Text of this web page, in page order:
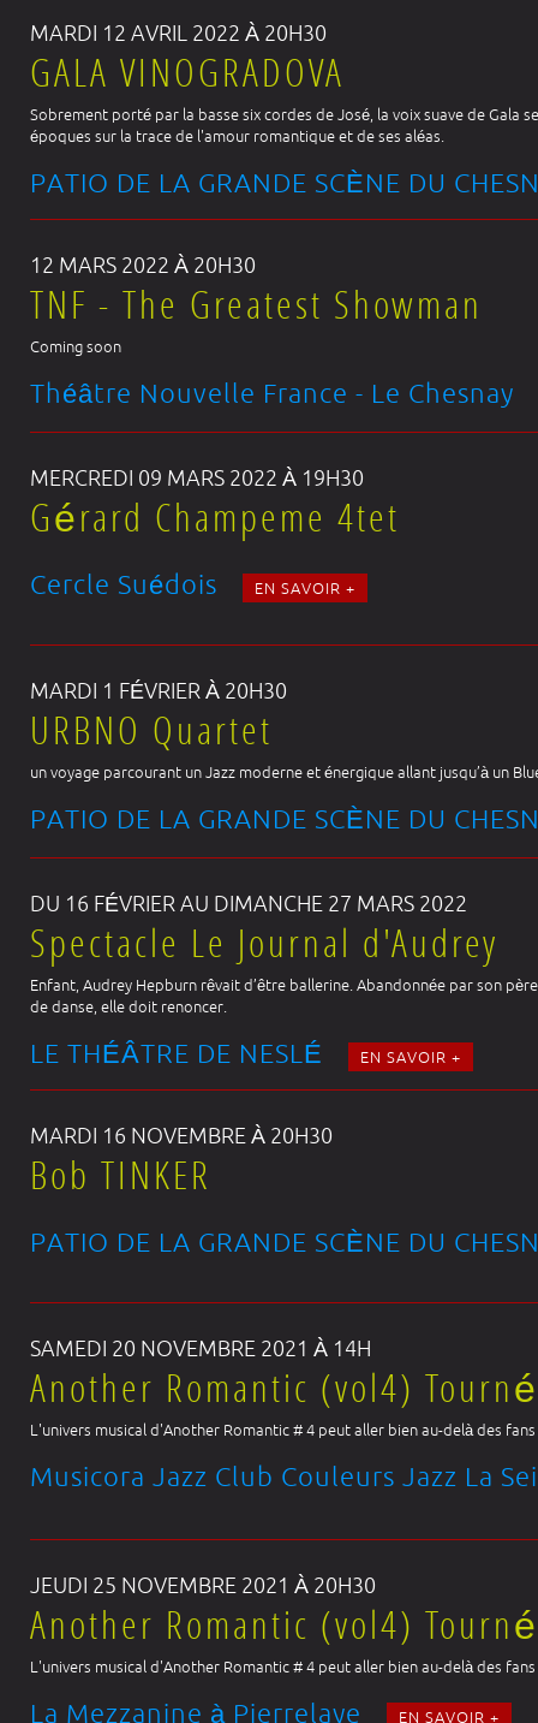
MARDI 12 AVRIL 2022 À 20H30
GALA VINOGRADOVA
Sobrement porté par la basse six cordes de José, la voix suave de Gala
époques sur la trace de l'amour romantique et de ses aléas.
PATIO DE LA GRANDE SCÈNE DU
12 MARS 2022 À 20H30
TNF - The Greatest Showman
Coming soon
Théâtre Nouvelle France - Le Chesnay
MERCREDI 09 MARS 2022 À 19H30
Gérard Champeme 4tet
Cercle Suédois EN SAVOIR +
MARDI 1 FÉVRIER À 20H30
URBNO Quartet
un voyage parcourant un Jazz moderne et énergique allant jusqu’à un
PATIO DE LA GRANDE SCÈNE DU
DU 16 FÉVRIER AU DIMANCHE 27 MARS 2022
Spectacle Le Journal d'Audrey
Enfant, Audrey Hepburn rêvait d’être ballerine. Abandonnée par son
de danse, elle doit renoncer.
LE THÉÂTRE DE NESLÉ EN SAVOIR +
MARDI 16 NOVEMBRE À 20H30
Bob TINKER
PATIO DE LA GRANDE SCÈNE DU
SAMEDI 20 NOVEMBRE 2021 À 14H
Another Romantic (vol4)
L'univers musical d'Another Romantic # 4 peut aller bien au-delà des fans
Musicora Jazz Club Couleurs Jazz La
JEUDI 25 NOVEMBRE 2021 À 20H30
Another Romantic (vol4)
L'univers musical d'Another Romantic # 4 peut aller bien au-delà des fans
La Mezzanine à Pierrelaye EN SAVOIR +